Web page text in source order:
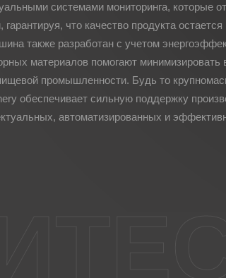
системами мониторинга, которые
что качество продукта
также разработан с учетом
материалов помогают
промышленности. Будь то
обеспечивает сильную поддержку
автоматизированных и